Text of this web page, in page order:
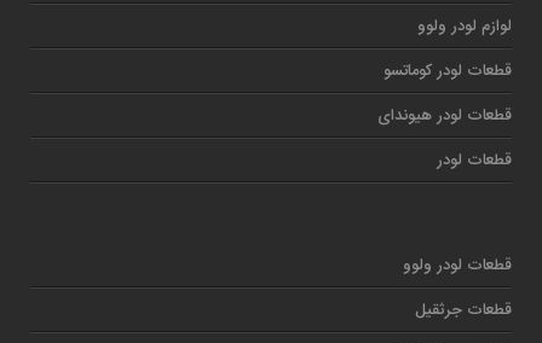
لوازم لودر ولوو
قطعات لودر کوماتسو
قطعات لودر هیوندای
قطعات لودر
قطعات لودر ولوو
قطعات جرثقیل